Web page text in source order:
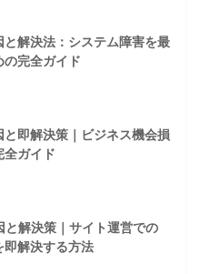
解決法：システム障害を最
完全ガイド
即解決策｜ビジネス機会損
全ガイド
解決策｜サイト運営での
即解決する方法